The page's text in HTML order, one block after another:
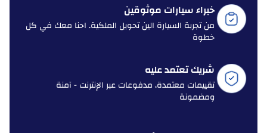
خبراء سيارات موثوقين
من تجربة السيارة الين تحويل الملكية. احنا معك في كل
خطوة
شريك تعتمد عليه
تقييمات معتمدة، مدفوعات عبر الإنترنت - آمنة
ومضمونة